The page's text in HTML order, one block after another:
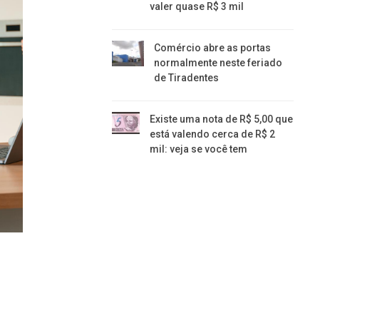
valer quase R$ 3 mil
Comércio abre as portas
normalmente neste feriado
de Tiradentes
Existe uma nota de R$ 5,00 que
está valendo cerca de R$ 2
mil: veja se você tem